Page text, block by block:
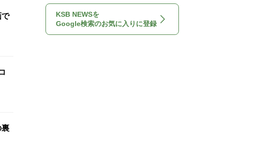
KSB NEWSを
Google検索のお気に入りに登録